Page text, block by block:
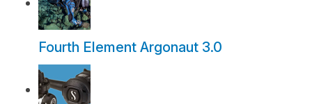
Fourth Element Argonaut 3.0